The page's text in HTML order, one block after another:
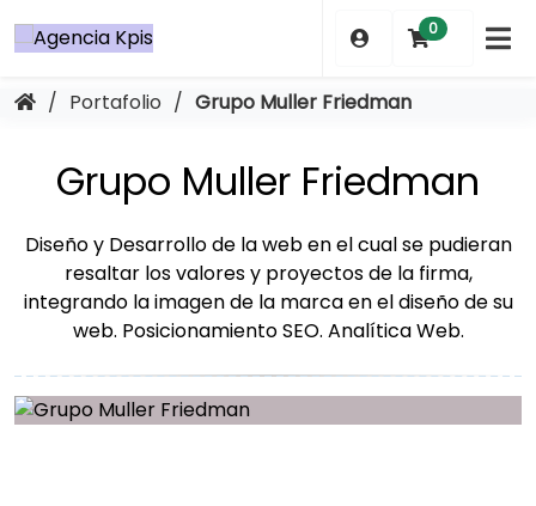
al
0
/ Portafolio / Grupo Muller Friedman
Grupo Muller Friedman
Diseño y Desarrollo de la web en el cual se pudieran
resaltar los valores y proyectos de la firma,
integrando la imagen de la marca en el diseño de su
web. Posicionamiento SEO. Analítica Web.